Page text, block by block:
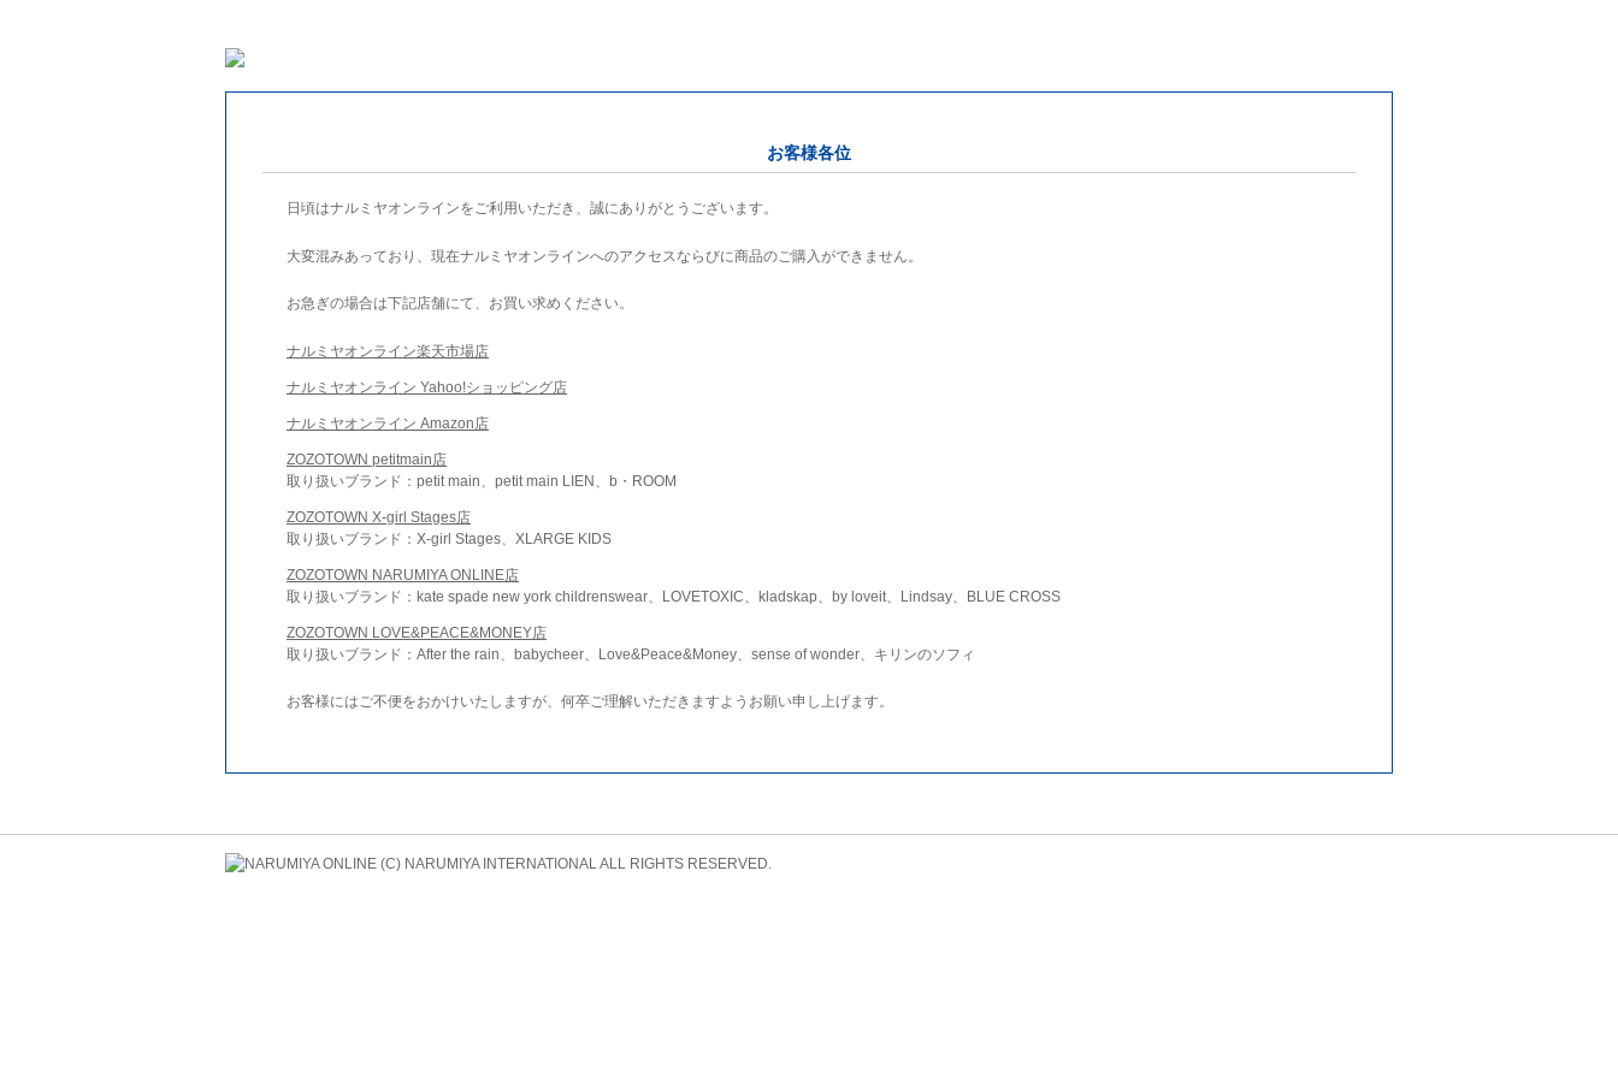
お客様各位
日頃はナルミヤオンラインをご利用いただき、誠にありがとうございます。
大変混みあっており、現在ナルミヤオンラインへのアクセスならびに商品のご購入ができません。
お急ぎの場合は下記店舗にて、お買い求めください。
ナルミヤオンライン楽天市場店
ナルミヤオンライン Yahoo!ショッピング店
ナルミヤオンライン Amazon店
ZOZOTOWN petitmain店
取り扱いブランド：petit main、petit main LIEN、b・ROOM
ZOZOTOWN X-girl Stages店
取り扱いブランド：X-girl Stages、XLARGE KIDS
ZOZOTOWN NARUMIYA ONLINE店
取り扱いブランド：kate spade new york childrenswear、LOVETOXIC、kladskap、by loveit、Lindsay、BLUE CROSS
ZOZOTOWN LOVE&PEACE&MONEY店
取り扱いブランド：After the rain、babycheer、Love&Peace&Money、sense of wonder、キリンのソフィ
お客様にはご不便をおかけいたしますが、何卒ご理解いただきますようお願い申し上げます。